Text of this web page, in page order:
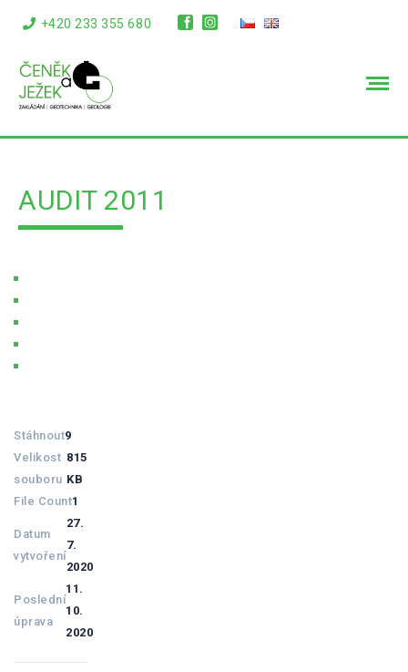
+420 233 355 680
info@cenekajezek.cz
AUDIT 2011
Stáhnout9
Velikost
souboru
815
KB
File Count1
Datum
vytvoření
27.
7.
2020
Poslední
úprava
11.
10.
2020